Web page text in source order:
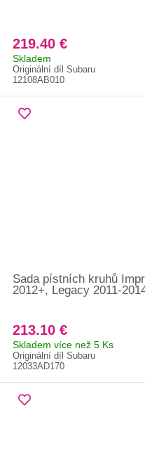
219.40 €
Skladem
Originální díl Subaru
12108AB010
Sada pístních kruhů
2012+, Legacy 2011-
213.10 €
Skladem více než 5 Ks
Originální díl Subaru
12033AD170